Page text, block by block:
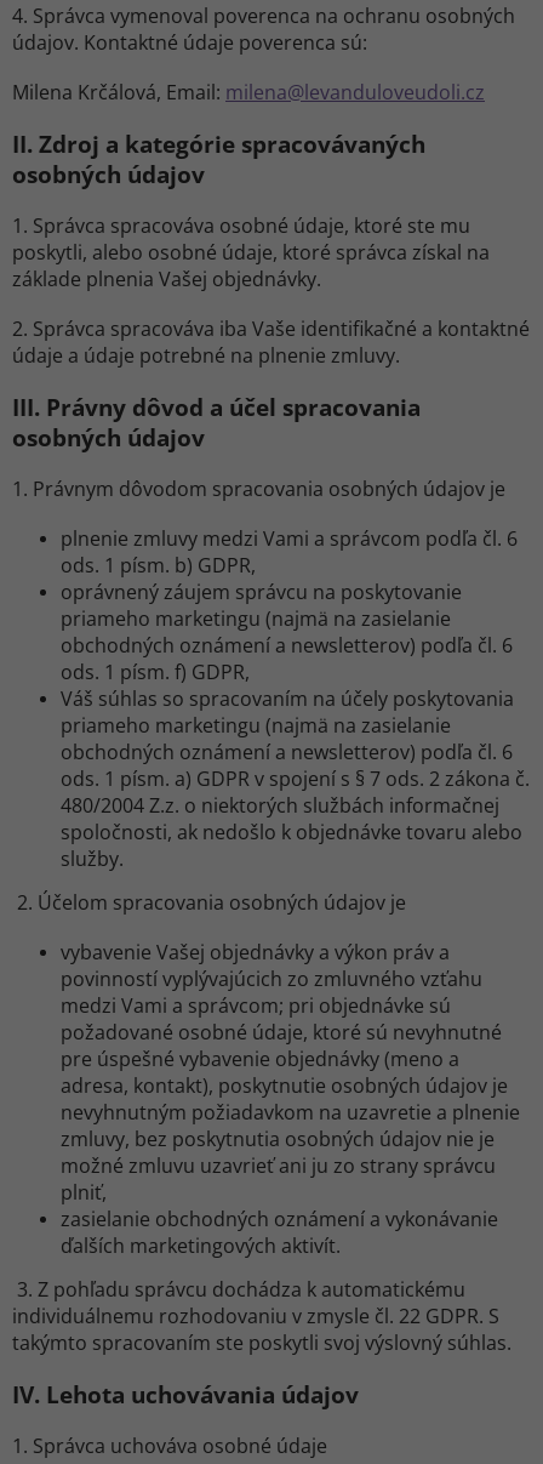
4. Správca vymenoval poverenca na ochranu osobných
údajov. Kontaktné údaje poverenca sú:
Milena Krčálová, Email: milena@levanduloveudoli.cz
II. Zdroj a kategórie spracovávaných
osobných údajov
1. Správca spracováva osobné údaje, ktoré ste mu
poskytli, alebo osobné údaje, ktoré správca získal na
základe plnenia Vašej objednávky.
2. Správca spracováva iba Vaše identifikačné a kontaktné
údaje a údaje potrebné na plnenie zmluvy.
III. Právny dôvod a účel spracovania
osobných údajov
1. Právnym dôvodom spracovania osobných údajov je
plnenie zmluvy medzi Vami a správcom podľa čl. 6
ods. 1 písm. b) GDPR,
oprávnený záujem správcu na poskytovanie
priameho marketingu (najmä na zasielanie
obchodných oznámení a newsletterov) podľa čl. 6
ods. 1 písm. f) GDPR,
Váš súhlas so spracovaním na účely poskytovania
priameho marketingu (najmä na zasielanie
obchodných oznámení a newsletterov) podľa čl. 6
ods. 1 písm. a) GDPR v spojení s § 7 ods. 2 zákona č.
480/2004 Z.z. o niektorých službách informačnej
spoločnosti, ak nedošlo k objednávke tovaru alebo
služby.
2. Účelom spracovania osobných údajov je
vybavenie Vašej objednávky a výkon práv a
povinností vyplývajúcich zo zmluvného vzťahu
medzi Vami a správcom; pri objednávke sú
požadované osobné údaje, ktoré sú nevyhnutné
pre úspešné vybavenie objednávky (meno a
adresa, kontakt), poskytnutie osobných údajov je
nevyhnutným požiadavkom na uzavretie a plnenie
zmluvy, bez poskytnutia osobných údajov nie je
možné zmluvu uzavrieť ani ju zo strany správcu
plniť,
zasielanie obchodných oznámení a vykonávanie
ďalších marketingových aktivít.
3. Z pohľadu správcu dochádza k automatickému
individuálnemu rozhodovaniu v zmysle čl. 22 GDPR. S
takýmto spracovaním ste poskytli svoj výslovný súhlas.
IV. Lehota uchovávania údajov
1. Správca uchováva osobné údaje